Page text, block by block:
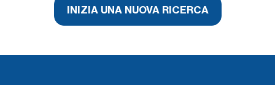
INIZIA UNA NUOVA RICERCA